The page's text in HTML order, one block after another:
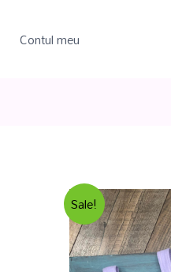
Contul meu
Sale!